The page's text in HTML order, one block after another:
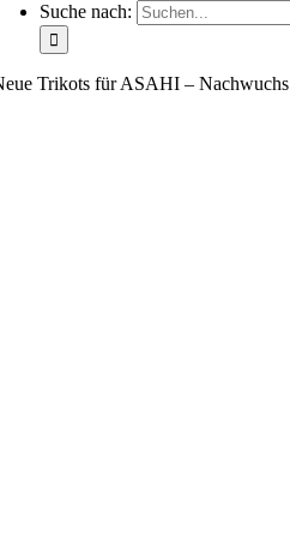
Suche nach:
Trikots für ASAHI – Nachwuchs